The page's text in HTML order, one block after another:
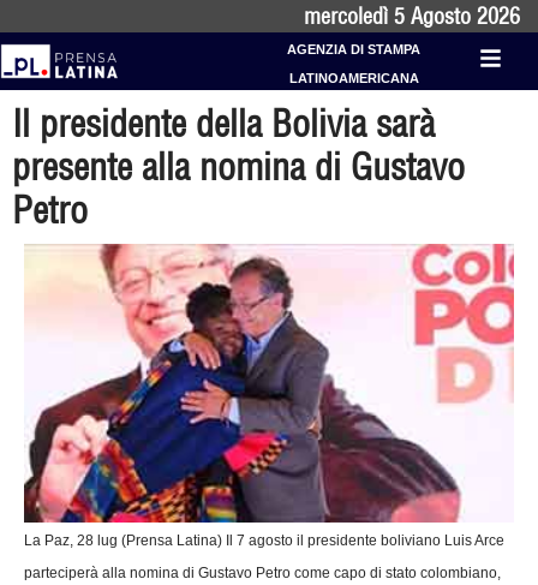
mercoledì 5 Agosto 2026
AGENZIA DI STAMPA
LATINOAMERICANA
Il presidente della Bolivia sarà
presente alla nomina di Gustavo
Petro
La Paz, 28 lug (Prensa Latina) Il 7 agosto il presidente boliviano Luis Arce
parteciperà alla nomina di Gustavo Petro come capo di stato colombiano,